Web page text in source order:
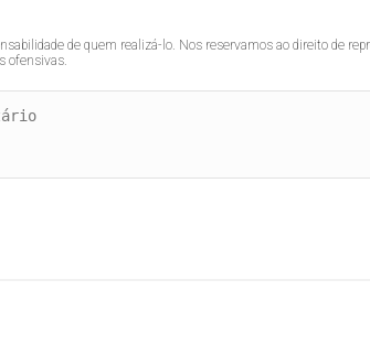
de quem realizá-lo. Nos reservamos ao direito de
ofensivas.